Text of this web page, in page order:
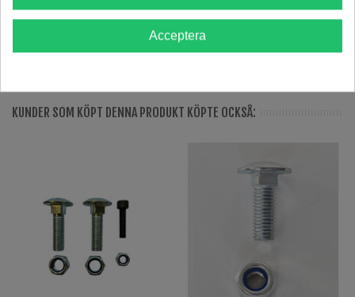
Mer information
KUNDER SOM KÖPT DENNA PRODUKT KÖPTE OCKSÅ:
Acceptera